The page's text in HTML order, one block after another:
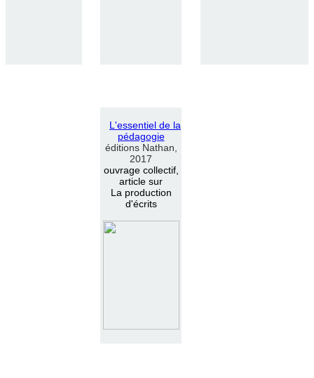
L 'essentiel de la
pédagogie
éditions Nathan,
2017
ouvrage collectif,
article sur
La production
d'écrits